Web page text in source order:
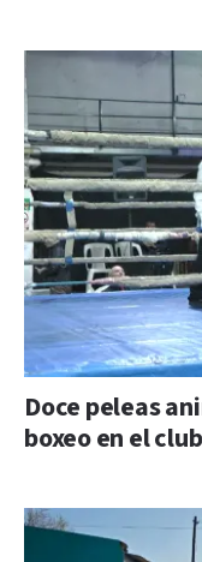
Doce peleas
boxeo en el